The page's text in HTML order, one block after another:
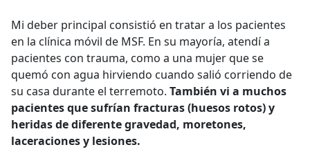
Mi deber principal consistió en tratar a los pacientes
en la clínica móvil de MSF. En su mayoría, atendí a
pacientes con trauma, como a una mujer que se
quemó con agua hirviendo cuando salió corriendo de
su casa durante el terremoto. También vi a muchos
pacientes que sufrían fracturas (huesos rotos) y
heridas de diferente gravedad, moretones,
laceraciones y lesiones.